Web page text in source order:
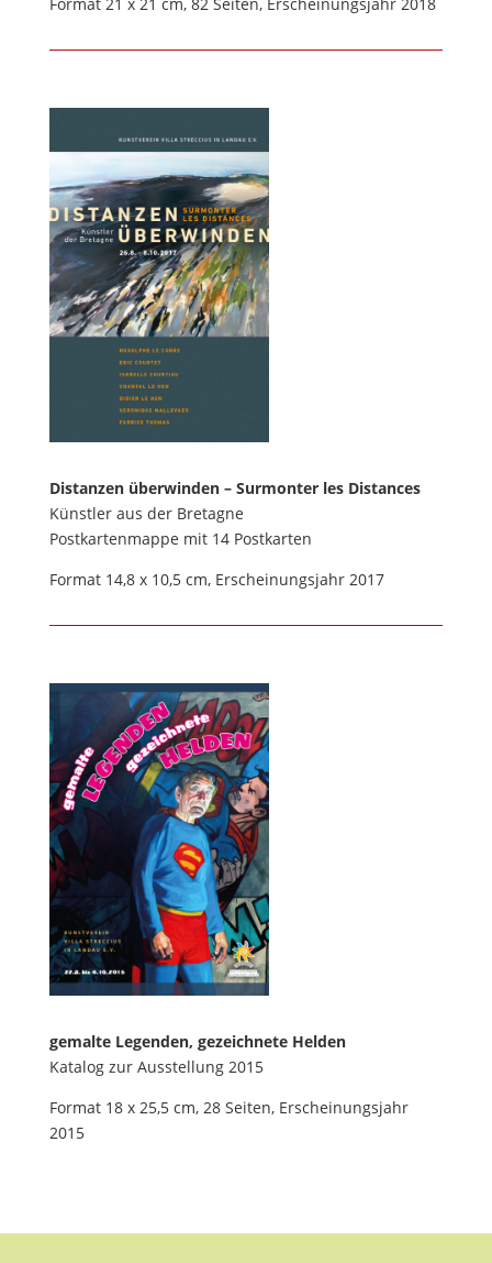
Distanzen überwinden – Surmonter les Distances
Künstler aus der Bretagne
Postkartenmappe mit 14 Postkarten
Format 14,8 x 10,5 cm, Erscheinungsjahr 2017
gemalte Legenden, gezeichnete Helden
Katalog zur Ausstellung 2015
Format 18 x 25,5 cm, 28 Seiten, Erscheinungsjahr
2015